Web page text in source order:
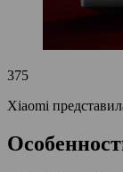
375
Xiaomi